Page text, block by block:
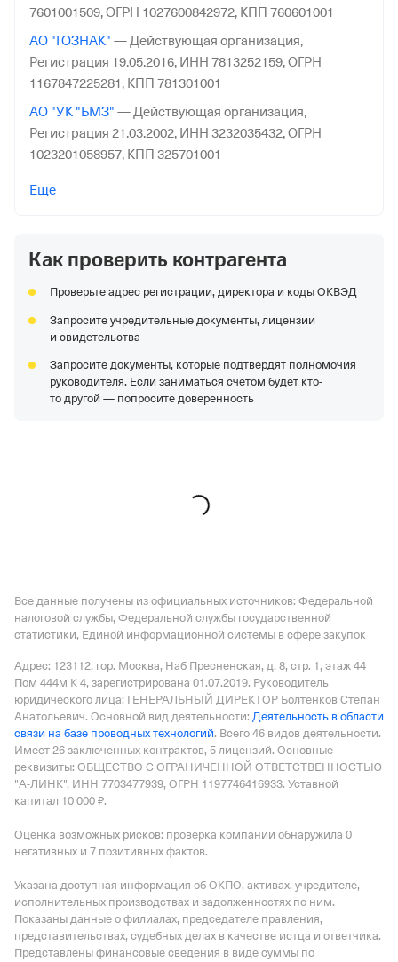
7601001509,ОГРН 1027600842972, КПП 760601001
АО "ГОЗНАК" — Действующая организация,
Регистрация 19.05.2016, ИНН 7813252159,ОГРН
1167847225281, КПП 781301001
АО "УК "БМЗ" — Действующая организация,
Регистрация 21.03.2002, ИНН 3232035432,ОГРН
1023201058957, КПП 325701001
ООО "МОТОРИНВЕСТ"
АО "СЕТЕВАЯ КОМПАНИЯ"—Действующая
1655049111,ОГРН 1021602830930,КПП 165701001
ООО "Облачные Технологии"—Действующая
организация,
7736279160,ОГРН 5167746080057,КПП 770301001
ООО "АЙТИ СИСТЕМС" — Действующая организация,
Еще
Как проверить контрагента
Проверьте адрес регистрации, директора и коды ОКВЭД
Запросите учредительные документы, лицензии
и свидетельства
Запросите документы, которые подтвердят полномочия
руководителя. Если заниматься счетом будет кто-
то другой — попросите доверенность
Все данные получены из официальных источников: Федеральной
налоговой службы, Федеральной службы государственной
статистики, Единой информационной системы в сфере закупок
Адрес: 123112, гор. Москва, Наб Пресненская, д. 8, стр. 1, этаж 44
Пом 444м К 4, зарегистрирована 01.07.2019. Руководитель
юридического лица: ГЕНЕРАЛЬНЫЙ ДИРЕКТОР Болтенков Степан
Анатольевич. Основной вид деятельности: Деятельность в области
связи на базе проводных технологий. Всего 46 видов деятельности.
Имеет 26 заключенных контрактов, 5 лицензий. Основные
реквизиты: ОБЩЕСТВО С ОГРАНИЧЕННОЙ ОТВЕТСТВЕННОСТЬЮ
"А-ЛИНК", ИНН 7703477939, ОГРН 1197746416933. Уставной
капитал 10 000 ₽.
Оценка возможных рисков: проверка компании обнаружила 0
негативных и 7 позитивных фактов.
Указана доступная информация об ОКПО, активах, учредителе,
исполнительных производствах и задолженностях по ним.
Показаны данные о филиалах, председателе правления,
представительствах, судебных делах в качестве истца и ответчика.
Представлены финансовые сведения в виде суммы по